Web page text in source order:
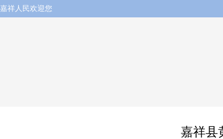
嘉祥人民欢迎您
嘉祥县